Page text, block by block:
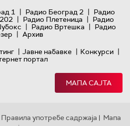
1 | Радио Београд 2 | Радио
| Радио Плетеница | Радио
| Радио Вртешка | Радио
| Архив
| Јавне набавке | Конкурси |
портал
МАПА САЈТА
Правила употребе садржаја | Мапа